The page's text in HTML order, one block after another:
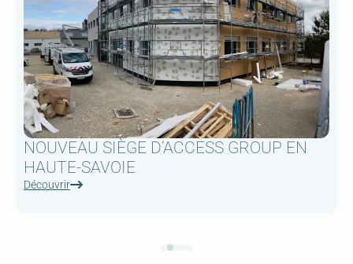
NOUVEAU SIÈGE D’ACCESS GROUP EN
HAUTE-SAVOIE
Découvrir